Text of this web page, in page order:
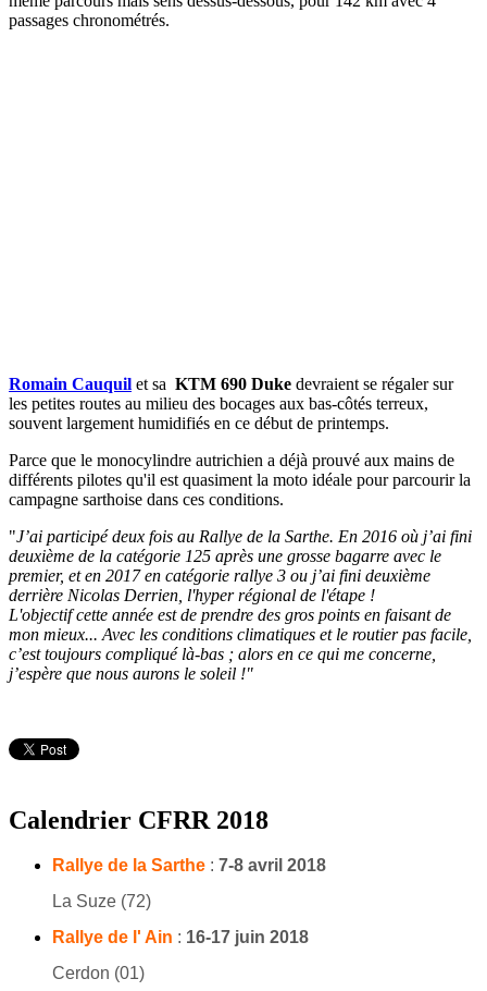
passages chronométrés.
Romain Cauquil et sa KTM 690 Duke devraient se régaler sur
les petites routes au milieu des bocages aux bas-côtés terreux,
souvent largement humidifiés en ce début de printemps.
Parce que le monocylindre autrichien a déjà prouvé aux mains de
différents pilotes qu'il est quasiment la moto idéale pour parcourir la
campagne sarthoise dans ces conditions.
"J’ai participé deux fois au Rallye de la Sarthe. En 2016 où j’ai fini
deuxième de la catégorie 125 après une grosse bagarre avec le
premier, et en 2017 en catégorie rallye 3 ou j’ai fini deuxième
derrière Nicolas Derrien, l'hyper régional de l'étape !
L'objectif cette année est de prendre des gros points en faisant de
mon mieux... Avec les conditions climatiques et le routier pas facile,
c’est toujours compliqué là-bas ; alors en ce qui me concerne,
j’espère que nous aurons le soleil !"
Calendrier CFRR 2018
Rallye de la Sarthe : 7-8 avril 2018
La Suze (72)
Rallye de l' Ain : 16-17 juin 2018
Cerdon (01)